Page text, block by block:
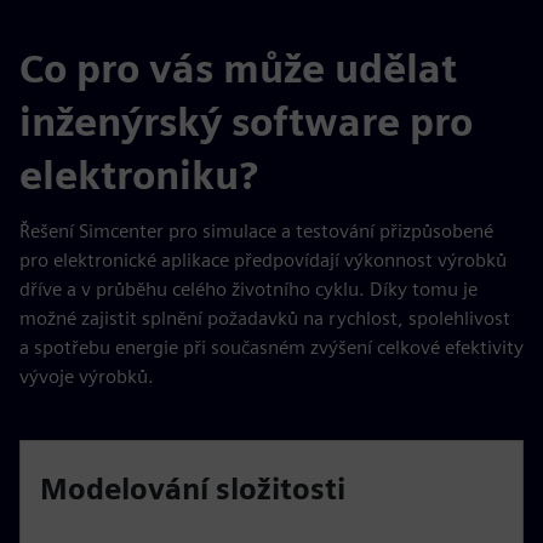
Co pro vás může udělat
inženýrský software pro
elektroniku?
Řešení Simcenter pro simulace a testování přizpůsobené
pro elektronické aplikace předpovídají výkonnost výrobků
dříve a v průběhu celého životního cyklu. Díky tomu je
možné zajistit splnění požadavků na rychlost, spolehlivost
a spotřebu energie při současném zvýšení celkové efektivity
vývoje výrobků.
Modelování složitosti